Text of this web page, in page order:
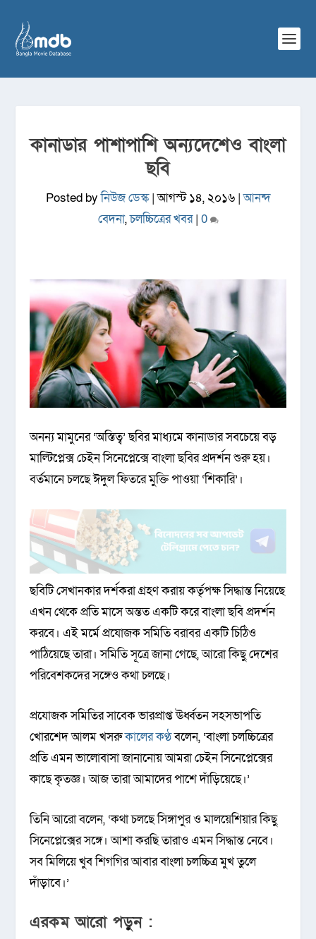
কানাডার পাশাপাশি অন্যদেশেও বাংলা
ছবি
Posted byনিউজ ডেস্ক|আগস্ট ১৪, ২০১৬|আনন্দ
বেদনা,চলচ্চিত্রের খবর| 0
অনন্য মামুনের ‘অস্তিত্ব’ ছবির মাধ্যমে কানাডার সবচেয়ে বড়
মাল্টিপ্লেক্স চেইন সিনেপ্লেক্সে বাংলা ছবির প্রদর্শন শুরু হয়।
বর্তমানে চলছে ঈদুল ফিতরে মুক্তি পাওয়া ‘শিকারি’।
ছবিটি সেখানকার দর্শকরা গ্রহণ করায় কর্তৃপক্ষ সিদ্ধান্ত নিয়েছে
এখন থেকে প্রতি মাসে অন্তত একটি করে বাংলা ছবি প্রদর্শন
করবে। এই মর্মে প্রযোজক সমিতি বরাবর একটি চিঠিও
পাঠিয়েছে তারা। সমিতি সূত্রে জানা গেছে, আরো কিছু দেশের
পরিবেশকদের সঙ্গেও কথা চলছে।
প্রযোজক সমিতির সাবেক ভারপ্রাপ্ত ঊর্ধ্বতন সহসভাপতি
খোরশেদ আলম খসরুকালের কণ্ঠবলেন, ‘বাংলা চলচ্চিত্রের
প্রতি এমন ভালোবাসা জানানোয় আমরা চেইন সিনেপ্লেক্সের
কাছে কৃতজ্ঞ। আজ তারা আমাদের পাশে দাঁড়িয়েছে।’
তিনি আরো বলেন, ‘কথা চলছে সিঙ্গাপুর ও মালয়েশিয়ার কিছু
সিনেপ্লেক্সের সঙ্গে। আশা করছি তারাও এমন সিদ্ধান্ত নেবে।
সব মিলিয়ে খুব শিগগির আবার বাংলা চলচ্চিত্র মুখ তুলে
দাঁড়াবে।’
এরকম আরো পড়ুন :